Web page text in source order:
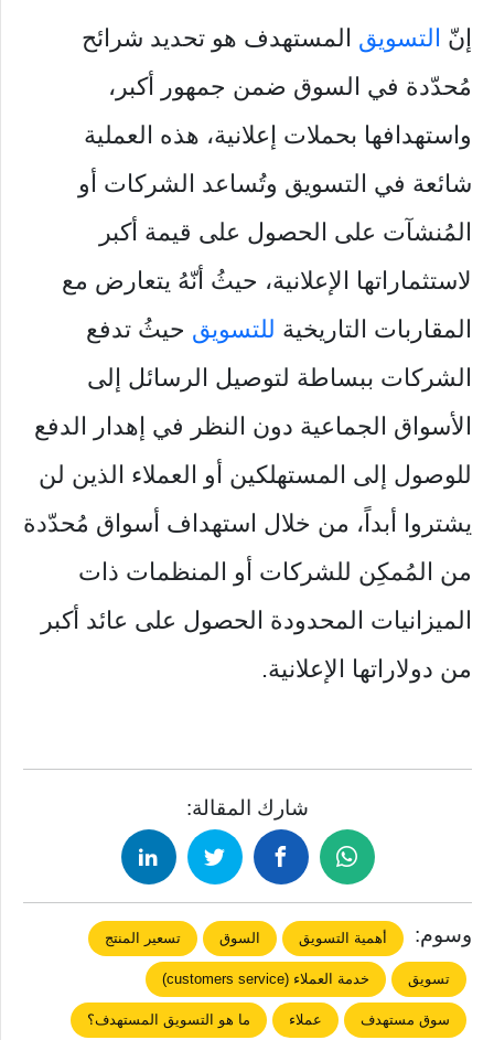
إنّ التسويق المستهدف هو تحديد شرائح
مُحدّدة في السوق ضمن جمهور أكبر،
واستهدافها بحملات إعلانية، هذه العملية
شائعة في التسويق وتُساعد الشركات أو
المُنشآت على الحصول على قيمة أكبر
لاستثماراتها الإعلانية، حيثُ أنّهُ يتعارض مع
المقاربات التاريخية للتسويق حيثُ تدفع
الشركات ببساطة لتوصيل الرسائل إلى
الأسواق الجماعية دون النظر في إهدار الدفع
للوصول إلى المستهلكين أو العملاء الذين لن
يشتروا أبداً، من خلال استهداف أسواق مُحدّدة
من المُمكِن للشركات أو المنظمات ذات
الميزانيات المحدودة الحصول على عائد أكبر
من دولاراتها الإعلانية.
شارك المقالة:
وسوم: أهمية التسويق السوق تسعير المنتج
تسويق خدمة العملاء (customers service)
سوق مستهدف عملاء ما هو التسويق المستهدف؟